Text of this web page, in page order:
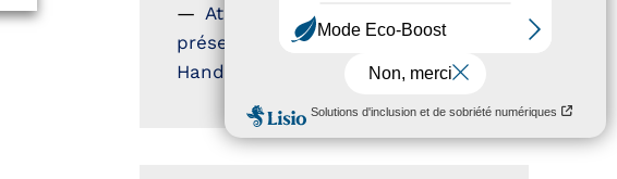
Atout France – flyer
présentation label Tourisme &
Handicap